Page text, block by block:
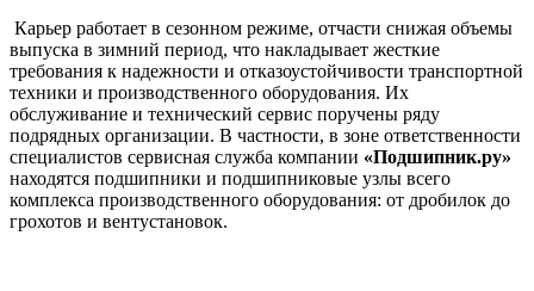
Карьер работает в сезонном режиме, отчасти снижая объемы
выпуска в зимний период, что накладывает жесткие
требования к надежности и отказоустойчивости транспортной
техники и производственного оборудования. Их
обслуживание и технический сервис поручены ряду
подрядных организации. В частности, в зоне ответственности
специалистов сервисная служба компании «Подшипник.ру»
находятся подшипники и подшипниковые узлы всего
комплекса производственного оборудования: от дробилок до
грохотов и вентустановок.